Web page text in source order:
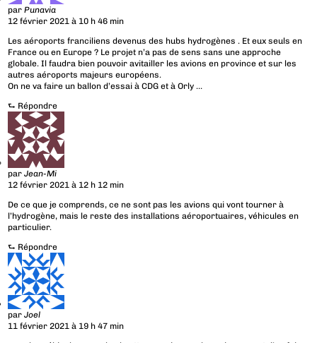
parPunavia
12 février 2021 à 10 h 46 min
Les aéroports franciliens devenus des hubs hydrogènes . Et eux seuls en
France ou en Europe ? Le projet n’a pas de sens sans une approche
globale. Il faudra bien pouvoir avitailler les avions en province et sur les
autres aéroports majeurs européens.
On ne va faire un ballon d’essai à CDG et à Orly …
⮑ Répondre
parJean-Mi
12 février 2021 à 12 h 12 min
De ce que je comprends, ce ne sont pas les avions qui vont tourner à
l’hydrogène, mais le reste des installations aéroportuaires, véhicules en
particulier.
⮑ Répondre
parJoel
11 février 2021 à 19 h 47 min